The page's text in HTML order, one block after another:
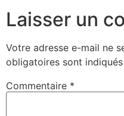
Laisser un
Votre adresse e-mail ne
obligatoires sont
Commentaire *